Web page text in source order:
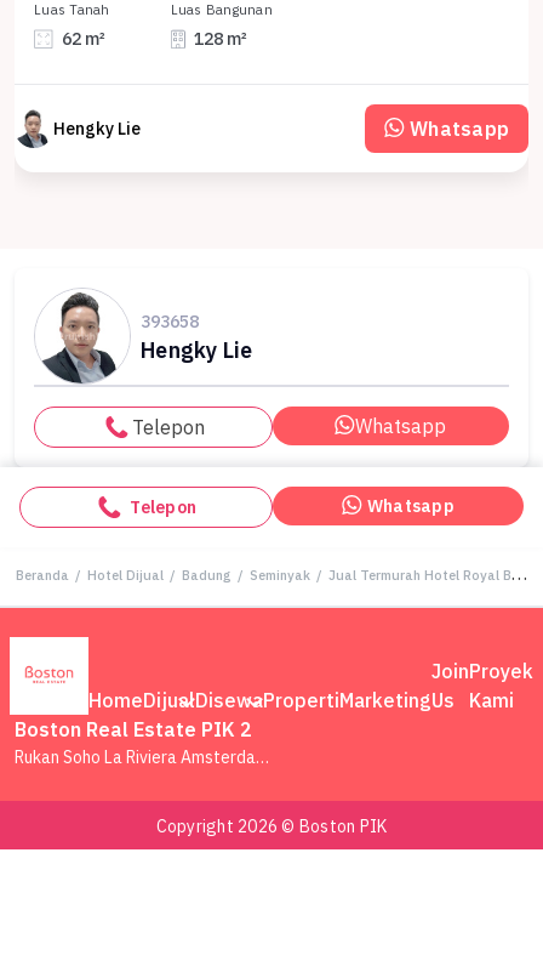
Luas Tanah
62 m²
Luas Bangunan
128 m²
Hengky Lie Whatsapp
393658
Hengky Lie
Telepon Whatsapp
Telepon Whatsapp
Beranda / Hotel Dijual / Badung / Seminyak / Jual Termurah Hotel Royal Beach Seminyak Bali Hotel Bintang 5 Resort Tepi Pantai Mewah
HomeDijualDisewaPropertiMarketing
Join
Us
Proyek
Kami
Boston Real Estate PIK 2
Rukan Soho La Riviera Amsterdam, Pantai Indah Kapuk 2 Block RLBB/No.06, Kec. Teluknaga, Kabupaten Tangerang, Banten
Copyright 2026 © Boston PIK